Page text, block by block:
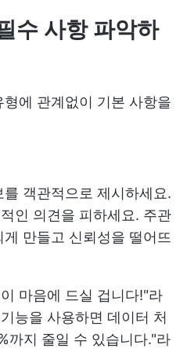
수 사항 파악하
에 관계없이 기본 사항을
객관적으로 제시하세요.
인 의견을 피하세요. 주관
만들고 신뢰성을 떨어뜨
마음에 드실 겁니다!"라
능을 사용하면 데이터 처
까지 줄일 수 있습니다."라